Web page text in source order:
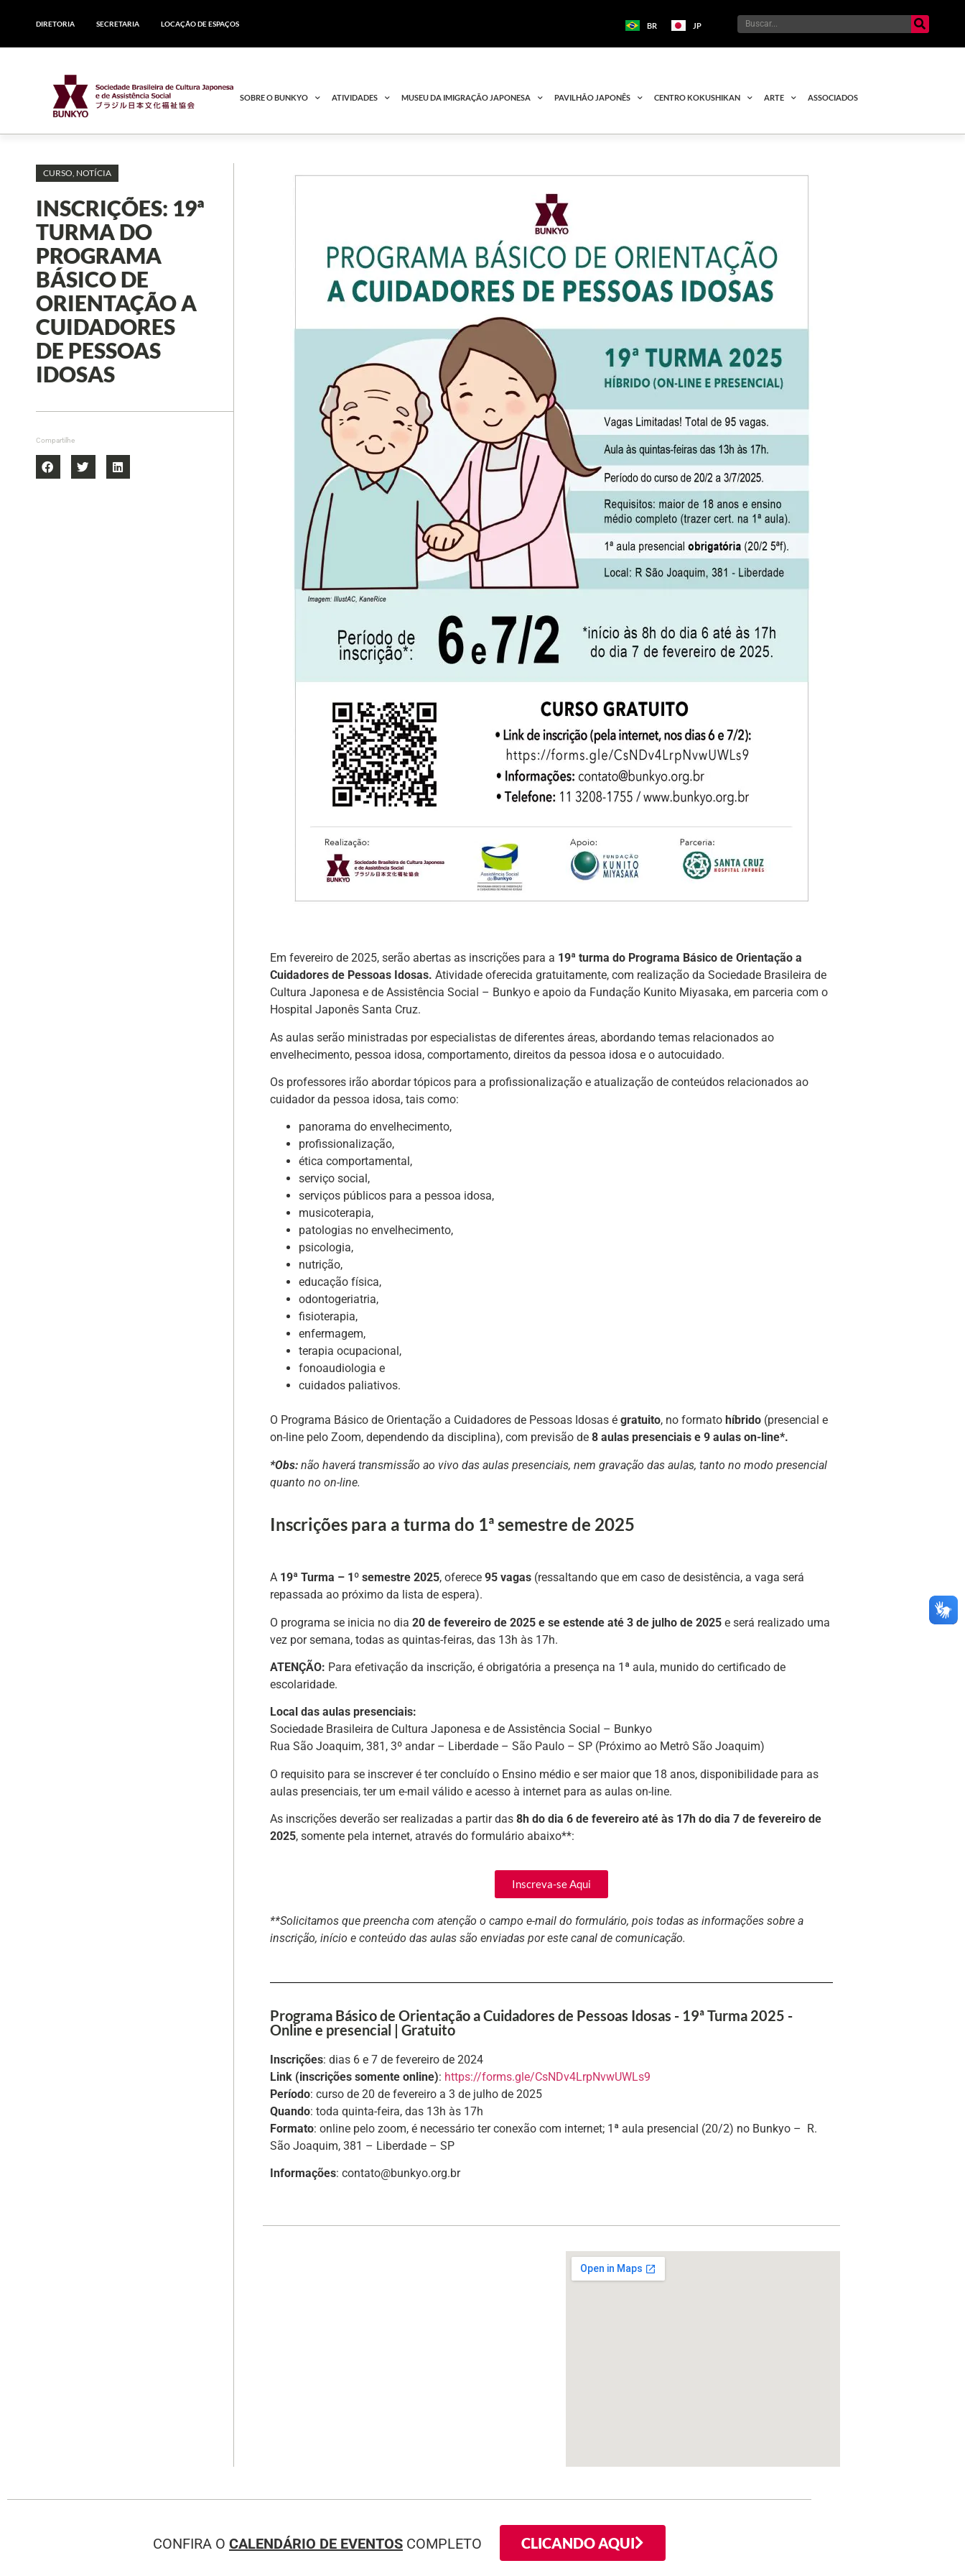
DIRETORIA SECRETARIA LOCAÇÃO DE ESPAÇOS BR JP
SOBRE O BUNKYO ATIVIDADES MUSEU DA IMIGRAÇÃO JAPONESA PAVILHÃO JAPONÊS CENTRO KOKUSHIKAN ARTE ASSOCIADOS
CURSO, NOTÍCIA
INSCRIÇÕES: 19ª
TURMA DO
PROGRAMA
BÁSICO DE
ORIENTAÇÃO A
CUIDADORES
DE PESSOAS
IDOSAS
Compartilhe
Em fevereiro de 2025, serão abertas as inscrições para a 19ª turma do Programa Básico de Orientação a
Cuidadores de Pessoas Idosas. Atividade oferecida gratuitamente, com realização da Sociedade Brasileira de
Cultura Japonesa e de Assistência Social – Bunkyo e apoio da Fundação Kunito Miyasaka, em parceria com o
Hospital Japonês Santa Cruz.
As aulas serão ministradas por especialistas de diferentes áreas, abordando temas relacionados ao
envelhecimento, pessoa idosa, comportamento, direitos da pessoa idosa e o autocuidado.
Os professores irão abordar tópicos para a profissionalização e atualização de conteúdos relacionados ao
cuidador da pessoa idosa, tais como:
panorama do envelhecimento,
profissionalização,
ética comportamental,
serviço social,
serviços públicos para a pessoa idosa,
musicoterapia,
patologias no envelhecimento,
psicologia,
nutrição,
educação física,
odontogeriatria,
fisioterapia,
enfermagem,
terapia ocupacional,
fonoaudiologia e
cuidados paliativos.
O Programa Básico de Orientação a Cuidadores de Pessoas Idosas égratuito, no formato híbrido (presencial e
on-line pelo Zoom, dependendo da disciplina), com previsão de8 aulas presenciais e 9 aulas on-line*.
*Obs: não haverá transmissão ao vivo das aulas presenciais, nem gravação das aulas, tanto no modo presencial
quanto no on-line.
Inscrições para a turma do 1ª semestre de 2025
A 19ª Turma – 1º semestre 2025, oferece95 vagas (ressaltando que em caso de desistência, a vaga será
repassada ao próximo da lista de espera).
O programa se inicia no dia20 de fevereiro de 2025 e se estende até 3 de julho de 2025 e será realizado uma
vez por semana, todas as quintas-feiras, das 13h às 17h.
ATENÇÃO: Para efetivação da inscrição, é obrigatória a presença na 1ª aula, munido do certificado de
escolaridade.
Local das aulas presenciais:
Sociedade Brasileira de Cultura Japonesa e de Assistência Social – Bunkyo
Rua São Joaquim, 381, 3º andar – Liberdade – São Paulo – SP (Próximo ao Metrô São Joaquim)
O requisito para se inscrever é ter concluído o Ensino médio e ser maior que 18 anos, disponibilidade para as
aulas presenciais, ter um e-mail válido e acesso à internet para as aulas on-line.
As inscrições deverão ser realizadas a partir das8h do dia 6 de fevereiro até às 17h do dia 7 de fevereiro de
2025, somente pela internet, através do formulário abaixo**:
Inscreva-se Aqui
**Solicitamos que preencha com atenção o campo e-mail do formulário, pois todas as informações sobre a
inscrição, início e conteúdo das aulas são enviadas por este canal de comunicação.
Programa Básico de Orientação a Cuidadores de Pessoas Idosas - 19ª Turma 2025 -
Online e presencial | Gratuito
Inscrições: dias 6 e 7 de fevereiro de 2024
Link (inscrições somente online): https://forms.gle/CsNDv4LrpNvwUWLs9
Período: curso de 20 de fevereiro a 3 de julho de 2025
Quando: toda quinta-feira, das 13h às 17h
Formato: online pelo zoom, é necessário ter conexão com internet; 1ª aula presencial (20/2) no Bunkyo – R.
São Joaquim, 381 – Liberdade – SP
Informações: contato@bunkyo.org.br
CONFIRA O CALENDÁRIO DE EVENTOS COMPLETO CLICANDO AQUI